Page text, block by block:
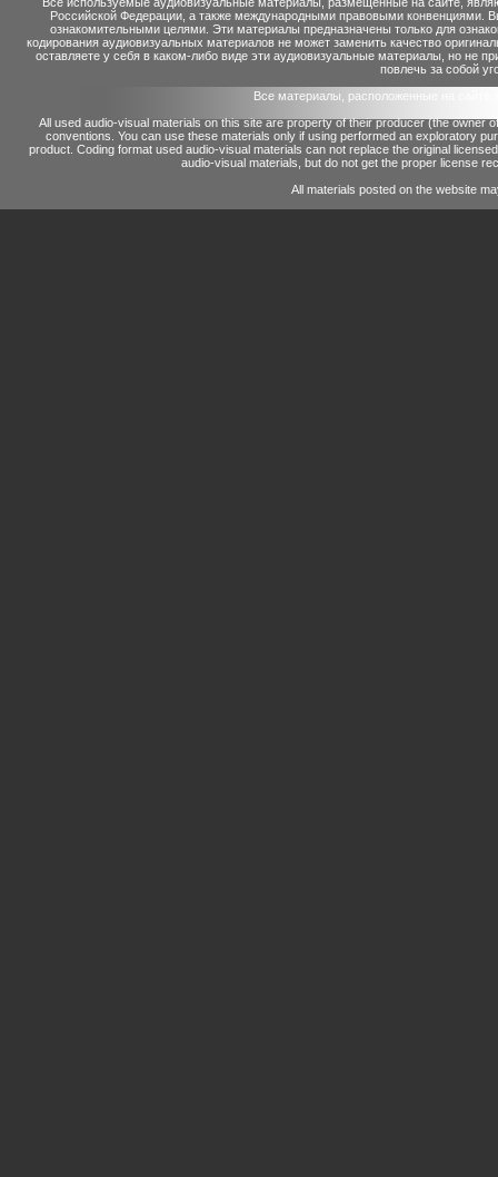
Российской Федерации, а также международными правовыми конвенциями.
ознакомительными целями. Эти материалы предназначены только для
кодирования аудиовизуальных материалов не может заменить качество
оставляете у себя в каком-либо виде эти аудиовизуальные материалы, но не
повлечь за собой
Все материалы, расположенные на сайте
All used audio-visual materials on this site are property of their producer (the owner
conventions. You can use these materials only if using performed an exploratory
product. Coding format used audio-visual materials can not replace the original
audio-visual materials, but do not get the proper license
All materials posted on the website